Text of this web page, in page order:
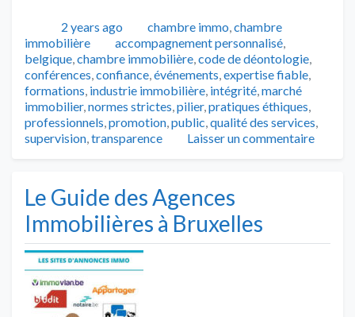
Publié2 years ago Catégories
chambre immo,chambre
immobilière
Tags
accompagnement personnalisé,
belgique,chambre immobilière,code de déontologie,
conférences,confiance,événements,expertise fiable,
formations, industrie immobilière, intégrité,marché
immobilier,normes strictes,pilier,pratiques éthiques,
professionnels,promotion,public,qualité des services,
supervision,transparence Laisser un commentaire
Le Guide des Agences
Immobilières à Bruxelles